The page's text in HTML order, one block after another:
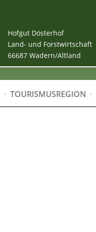
Hofgut Dösterhof
Land- und Forstwirtschaft
66687 Wadern/Altland
TOURISMUSREGION